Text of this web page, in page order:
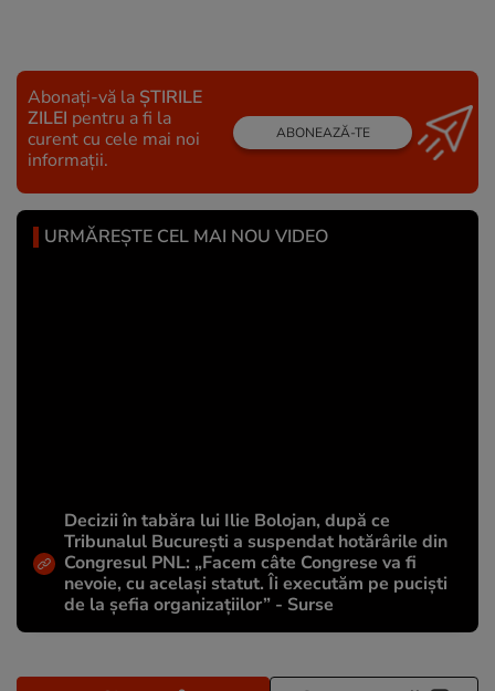
Abonați-vă la ȘTIRILE
ZILEI pentru a fi la
curent cu cele mai noi
informații.
ABONEAZĂ-TE
URMĂREȘTE CEL MAI NOU VIDEO
Decizii în tabăra lui Ilie Bolojan, după ce
Tribunalul București a suspendat hotărârile din
Congresul PNL: „Facem câte Congrese va fi
nevoie, cu același statut. Îi executăm pe puciști
de la șefia organizațiilor” - Surse